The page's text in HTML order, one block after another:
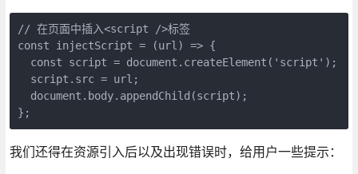
// 在页面中插入<script />标签
const injectScript = (url) => {
  const script = document.createElement('script');
  script.src = url;
  document.body.appendChild(script);
我们还得在资源引入后以及出现错误时，给用户一些提示：